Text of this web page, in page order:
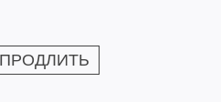
ПРОДЛИТЬ